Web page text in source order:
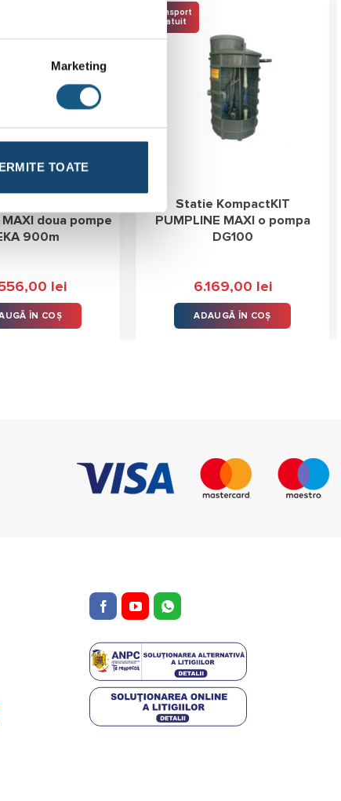
Marketing
TOATE
MAXI doua pompe
900m
lei
ÎN COȘ
Transport
Gratuit
Statie KompactKIT
PUMPLINE MAXI o pompa
DG100
6.169,00 lei
ADAUGĂ ÎN COȘ